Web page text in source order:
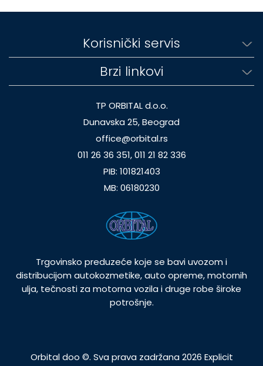
Korisnički servis
Brzi linkovi
TP ORBITAL d.o.o.
Dunavska 25, Beograd
office@orbital.rs
011 26 36 351, 011 21 82 336
PIB: 101821403
MB: 06180230
Trgovinsko preduzeće koje se bavi uvozom i
distribucijom autokozmetike, auto opreme, motornih
ulja, tečnosti za motorna vozila i druge robe široke
potrošnje.
Orbital doo ©. Sva prava zadržana 2026 Explicit